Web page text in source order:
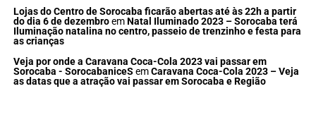
Lojas do Centro de Sorocaba ficarão abertas até às 22h a partir
do dia 6 de dezembroemNatal Iluminado 2023 – Sorocaba terá
Iluminação natalina no centro, passeio de trenzinho e festa para
as crianças
Veja por onde a Caravana Coca-Cola 2023 vai passar em
Sorocaba - SorocabaniceS emCaravana Coca-Cola 2023 – Veja
as datas que a atração vai passar em Sorocaba e Região